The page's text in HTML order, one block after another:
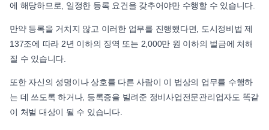
에 해당하므로, 일정한 등록 요건을 갖추어야만 수행할 수 있습니다.
만약 등록을 거치지 않고 이러한 업무를 진행했다면, 도시정비법 제
137조에 따라 2년 이하의 징역 또는 2,000만 원 이하의 벌금에 처해
질 수 있습니다.
또한 자신의 성명이나 상호를 다른 사람이 이 법상의 업무를 수행하
는 데 쓰도록 하거나, 등록증을 빌려준 정비사업전문관리업자도 똑같
이 처벌 대상이 될 수 있습니다.